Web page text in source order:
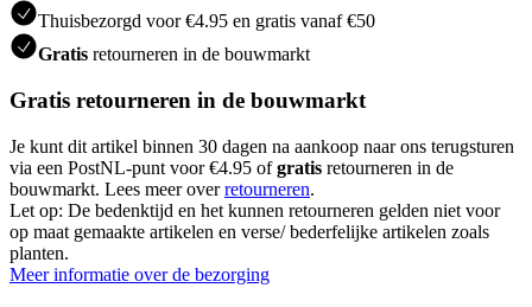
Thuisbezorgd voor €4.95 en gratis vanaf €50
Gratis retourneren in de bouwmarkt
Gratis retourneren in de bouwmarkt
Je kunt dit artikel binnen 30 dagen na aankoop naar ons terugsturen
via een PostNL-punt voor €4.95 ofgratis retourneren in de
bouwmarkt. Lees meer overretourneren.
Let op: De bedenktijd en het kunnen retourneren gelden niet voor
op maat gemaakte artikelen en verse/ bederfelijke artikelen zoals
planten.
Meer informatie over de bezorging